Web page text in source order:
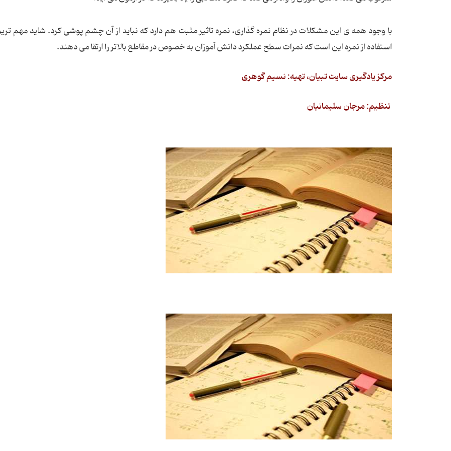
با وجود همه ی این مشکلات در نظام نمره گذاری، نمره تاثیر مثبت هم دارد که نباید از آن چشم پوشی کرد. شاید مهم
استفاده از نمره این است که نمرات سطح عملکرد دانش آموزان به خصوص در مقاطع بالاتر را ارتقا می دهند.
مرکز یادگیری سایت تبیان، تهیه: نسیم گوهری
تنظیم: مرجان سلیمانیان